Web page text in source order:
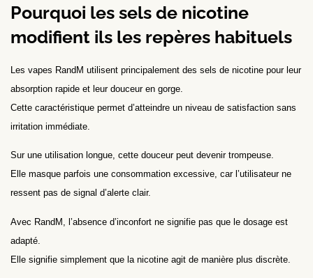
Pourquoi les sels de nicotine
modifient ils les repères habituels
Les vapes RandM utilisent principalement des sels de nicotine pour leur
absorption rapide et leur douceur en gorge.
Cette caractéristique permet d’atteindre un niveau de satisfaction sans
irritation immédiate.
Sur une utilisation longue, cette douceur peut devenir trompeuse.
Elle masque parfois une consommation excessive, car l’utilisateur ne
ressent pas de signal d’alerte clair.
Avec RandM, l’absence d’inconfort ne signifie pas que le dosage est
adapté.
Elle signifie simplement que la nicotine agit de manière plus discrète.